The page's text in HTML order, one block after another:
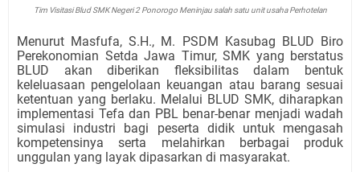
Tim Visitasi Blud SMK Negeri 2 Ponorogo Meninjau salah satu unit usaha Perhotelan
Menurut Masfufa, S.H., M. PSDM Kasubag BLUD Biro
Perekonomian Setda Jawa Timur, SMK yang berstatus
BLUD akan diberikan fleksibilitas dalam bentuk
keleluasaan pengelolaan keuangan atau barang sesuai
ketentuan yang berlaku. Melalui BLUD SMK, diharapkan
implementasi Tefa dan PBL benar-benar menjadi wadah
simulasi industri bagi peserta didik untuk mengasah
kompetensinya serta melahirkan berbagai produk
unggulan yang layak dipasarkan di masyarakat.